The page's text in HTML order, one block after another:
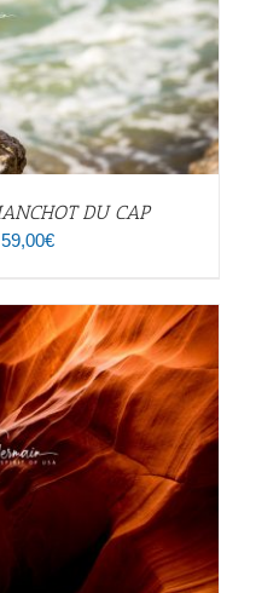
DU CAP
59,00€